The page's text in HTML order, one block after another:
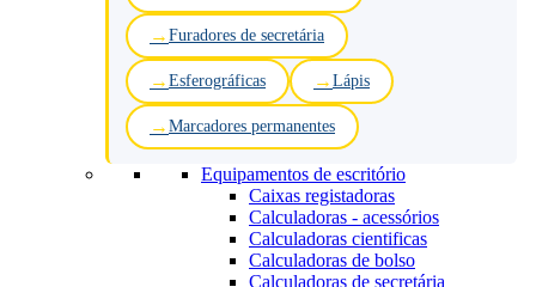
Furadores de secretária
Esferográficas Lápis
Marcadores permanentes
Equipamentos de escritório
Caixas registadoras
Calculadoras - acessórios
Calculadoras cientificas
Calculadoras de bolso
Calculadoras de secretária